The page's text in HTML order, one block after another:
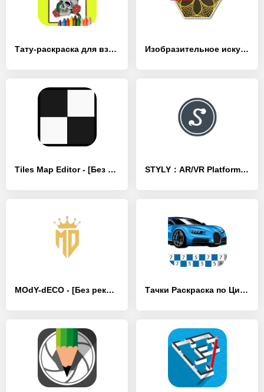
Тату-раскраска для взрослых - [Без рекламы] Изобразительное искусство - [Без рекламы]
Tiles Map Editor - [Без рекламы] STYLY：AR/VR Platform - [Без рекламы]
MOdY-dECO - [Без рекламы] Тачки Раскраска по Цифрам - [Премиум версия]